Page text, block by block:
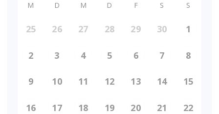
M D M D F S S
25 26 27 28 29 30 1
2 3 4 5 6 7 8
9 10 11 12 13 14 15
16 17 18 19 20 21 22